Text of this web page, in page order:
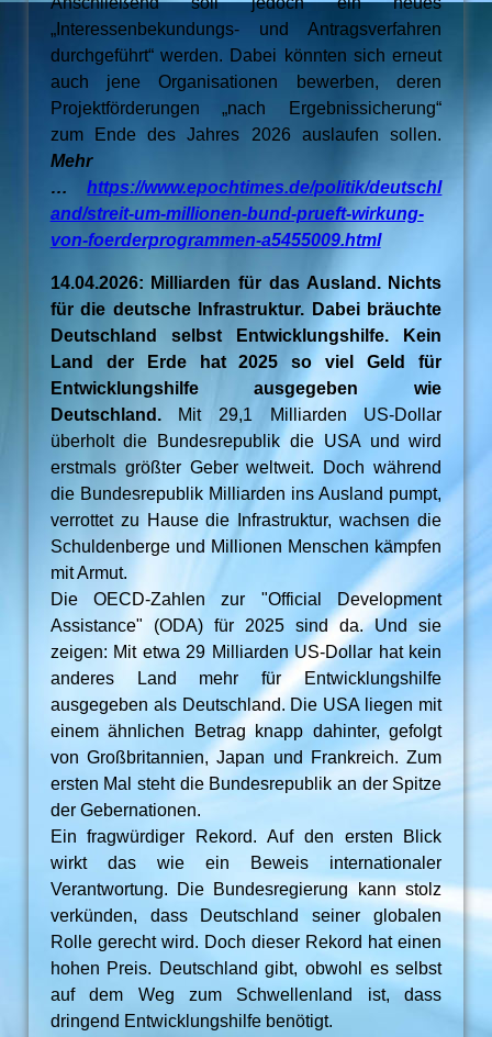
„Interessenbekundungs- und Antragsverfahren
durchgeführt“ werden. Dabei könnten sich erneut
auch jene Organisationen bewerben, deren
Projektförderungen „nach Ergebnissicherung“
zum Ende des Jahres 2026 auslaufen sollen.
Mehr
…https://www.epochtimes.de/politik/deutschl
and/streit-um-millionen-bund-prueft-wirkung-
von-foerderprogrammen-a5455009.html
14.04.2026: Milliarden für das Ausland. Nichts
für die deutsche Infrastruktur. Dabei bräuchte
Deutschland selbst Entwicklungshilfe. Kein
Land der Erde hat 2025 so viel Geld für
Entwicklungshilfe ausgegeben wie
Deutschland.Mit 29,1 Milliarden US-Dollar
überholt die Bundesrepublik die USA und wird
erstmals größter Geber weltweit. Doch während
die Bundesrepublik Milliarden ins Ausland pumpt,
verrottet zu Hause die Infrastruktur, wachsen die
Schuldenberge und Millionen Menschen kämpfen
mit Armut.
Die OECD-Zahlen zur "Official Development
Assistance" (ODA) für 2025 sind da. Und sie
zeigen: Mit etwa 29 Milliarden US-Dollar hat kein
anderes Land mehr für Entwicklungshilfe
ausgegeben als Deutschland. Die USA liegen mit
einem ähnlichen Betrag knapp dahinter, gefolgt
von Großbritannien, Japan und Frankreich. Zum
ersten Mal steht die Bundesrepublik an der Spitze
der Gebernationen.
Ein fragwürdiger Rekord. Auf den ersten Blick
wirkt das wie ein Beweis internationaler
Verantwortung. Die Bundesregierung kann stolz
verkünden, dass Deutschland seiner globalen
Rolle gerecht wird. Doch dieser Rekord hat einen
hohen Preis. Deutschland gibt, obwohl es selbst
auf dem Weg zum Schwellenland ist, dass
dringend Entwicklungshilfe benötigt.